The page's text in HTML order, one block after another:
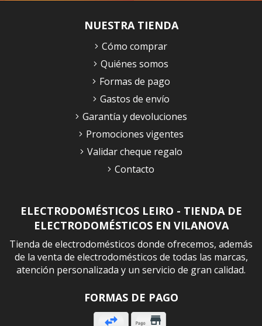
ELECTRODOMÉSTICOS LEIRO - TIENDA DE
ELECTRODOMÉSTICOS EN VILANOVA
Tienda de electrodomésticos donde ofrecemos, además
de la venta de electrodomésticos de todas las marcas,
atención personalizada y un servicio de gran calidad.
FORMAS DE PAGO
NUESTRA TIENDA
Cómo comprar
Quiénes somos
Formas de pago
Gastos de envío
Garantía y devoluciones
Promociones vigentes
Validar cheque regalo
Contacto